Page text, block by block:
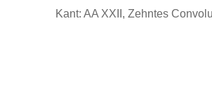
Kant: AA XXII, Zehntes